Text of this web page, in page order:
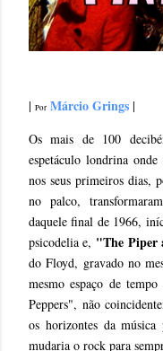
| Por Márcio Grings |
Os mais de 100
espetáculo londrina
nos seus primeiros dias,
no palco,
daquele final de 1966,
psicodelia e, "The Piper
do Floyd, gravado no
mesmo espaço de
Peppers", não
os horizontes da
mudaria o rock para